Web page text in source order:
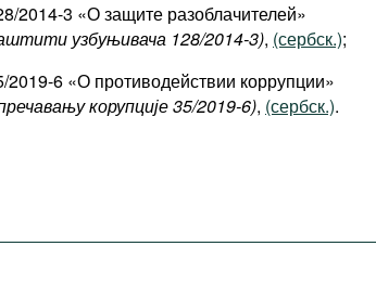
2014-3 «О защите разоблачителей»
узбуњивача 128/2014-3), (сербск.);
6 «О противодействии коррупции»
корупције 35/2019-6), (сербск.).